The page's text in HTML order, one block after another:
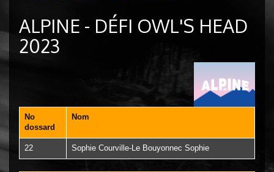
ALPINE - DÉFI OWL'S HEAD
2023
No
dossard
Nom
22 Sophie Courville-Le Bouyonnec Sophie